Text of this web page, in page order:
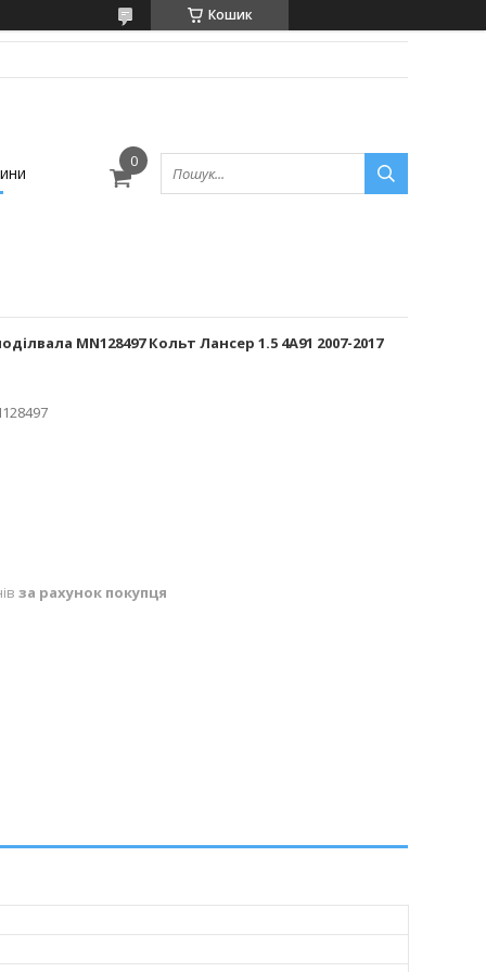
Кошик
MN128497 Кольт Лансер 1.5 4A91 2007-2017
за рахунок покупця